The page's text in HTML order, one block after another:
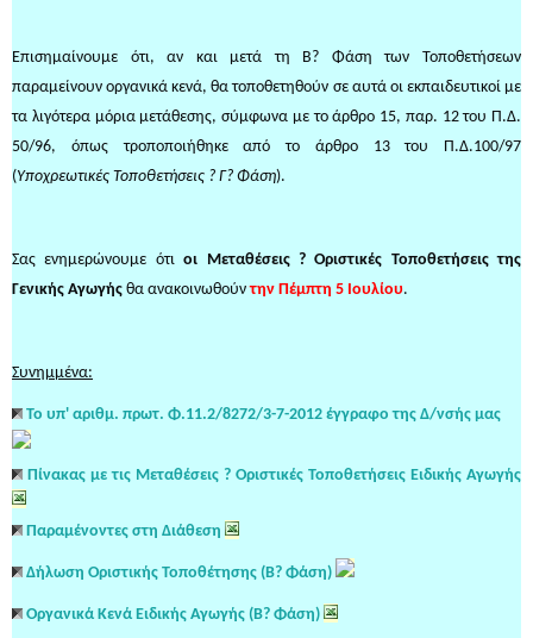
Επισημαίνουμε ότι, αν και μετά τη Β? Φάση των Τοποθετήσεων
παραμείνουν οργανικά κενά, θα τοποθετηθούν σε αυτά οι εκπαιδευτικοί με
τα λιγότερα μόρια μετάθεσης, σύμφωνα με το άρθρο 15, παρ. 12 του Π.Δ.
50/96, όπως τροποποιήθηκε από το άρθρο 13 του Π.Δ.100/97
(Υποχρεωτικές Τοποθετήσεις ? Γ? Φάση).
Σας ενημερώνουμε ότιοι Μεταθέσεις ?Οριστικές Τοποθετήσεις της
Γενικής Αγωγής θα ανακοινωθούντην Πέμπτη 5 Ιουλίου.
Συνημμένα:
Το υπ' αριθμ. πρωτ. Φ.11.2/8272/3-7-2012 έγγραφο της Δ/νσής μας
Πίνακας με τις Μεταθέσεις ? Οριστικές Τοποθετήσεις Ειδικής Αγωγής
Παραμένοντες στη Διάθεση
Δήλωση Οριστικής Τοποθέτησης (Β? Φάση)
Οργανικά Κενά Ειδικής Αγωγής (Β? Φάση)